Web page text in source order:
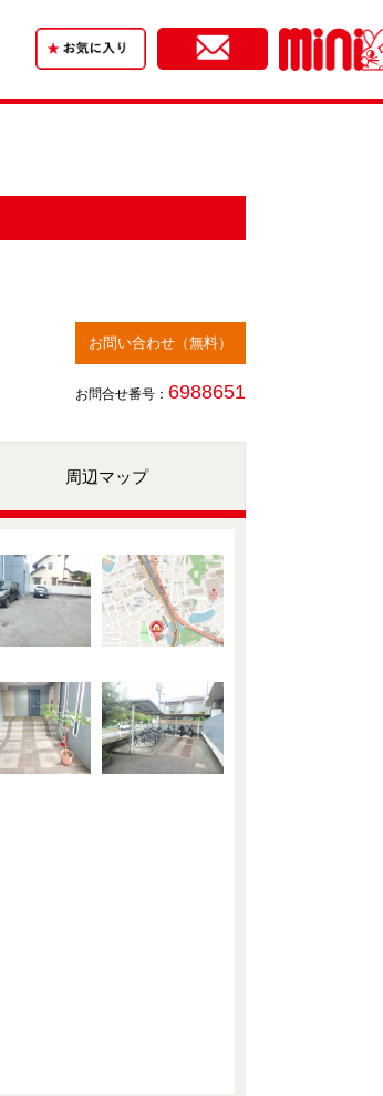
お問い合わせ（無料）
お問合せ番号： 6988651
周辺マップ